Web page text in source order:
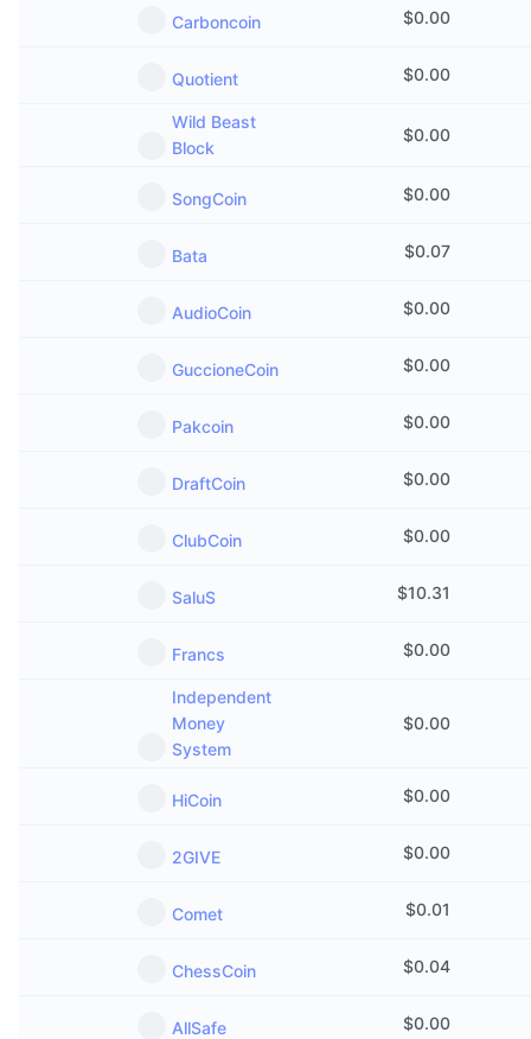
Kommende salg
Likvidationer
Finansieringsrenter
Diamant-belønninger
Lær og tjen
ICO-kalender
Begivenhedskalender
Carboncoin $0.00
Quotient $0.00
Wild Beast
Block
$0.00
SongCoin $0.00
Bata $0.07
AudioCoin $0.00
GuccioneCoin $0.00
Pakcoin $0.00
DraftCoin $0.00
ClubCoin $0.00
SaluS $10.31
Francs $0.00
Independent
Money
System
$0.00
HiCoin $0.00
2GIVE $0.00
Comet $0.01
ChessCoin $0.04
AllSafe $0.00